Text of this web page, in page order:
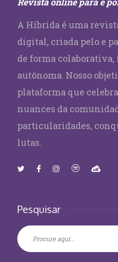
A Híbrida é uma
digital, criada pelo e
de forma
autônoma. Nosso
plataforma que
nuances da
particularidades,
lutas.
Pesquisar